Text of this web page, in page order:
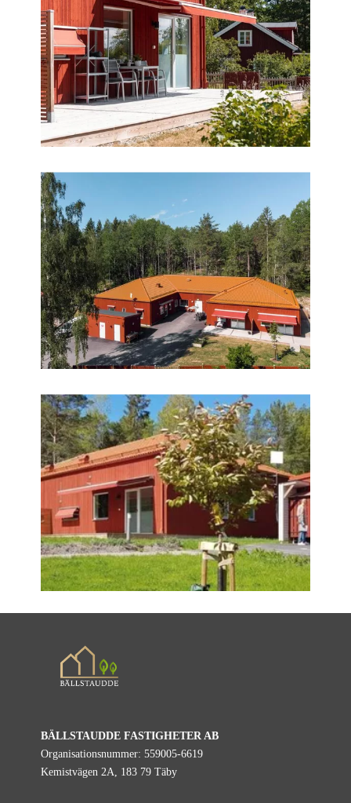
BÄLLSTAUDDE FASTIGHETER AB
Organisationsnummer: 559005-6619
Kemistvägen 2A, 183 79 Täby